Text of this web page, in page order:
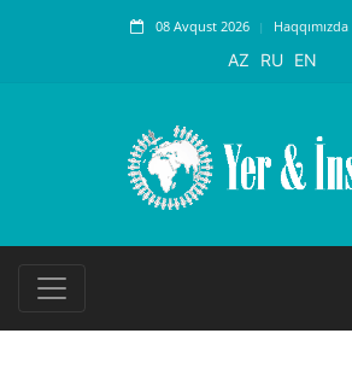
08 Avqust 2026 Haqqımızda
AZ RU EN